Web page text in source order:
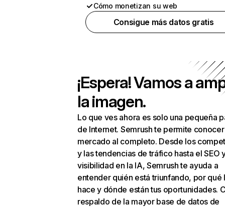
Cómo monetizan su web
Consigue más datos gratis
¡Espera! Vamos a
la imagen.
Lo que ves ahora es solo una pequeña
de Internet. Semrush te permite
mercado al completo. Desde los
y las tendencias de tráfico hasta el SEO
visibilidad en la IA, Semrush te ayuda a
entender quién está triunfando, por qué
hace y dónde están tus oportunidades.
respaldo de la mayor base de datos de